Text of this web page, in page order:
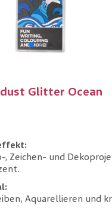
Glitter Ocean
, Zeichen- und
Aquarellieren und